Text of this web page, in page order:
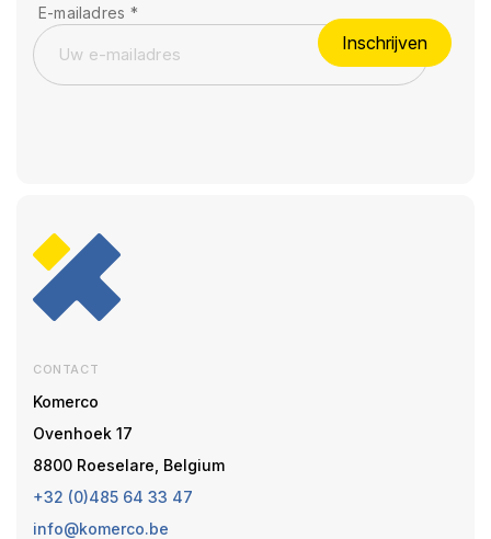
E-mailadres *
Inschrijven
CONTACT
Komerco
Ovenhoek 17
8800 Roeselare, Belgium
+32 (0)485 64 33 47
info@komerco.be